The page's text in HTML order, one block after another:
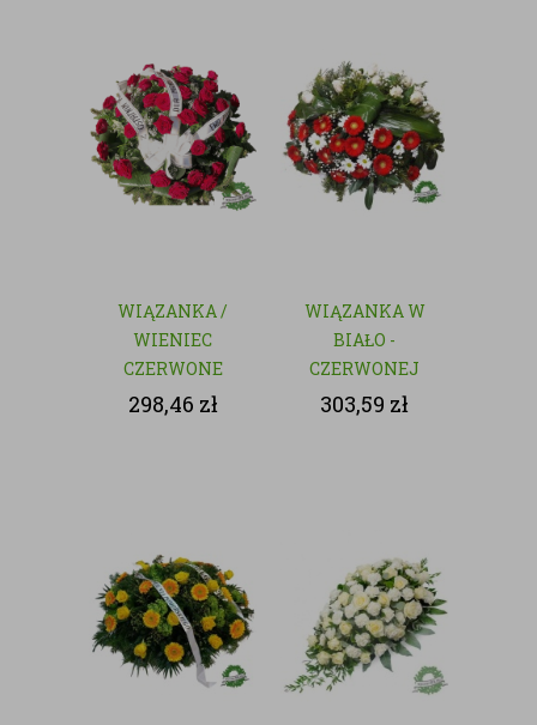
WIĄZANKA /
WIENIEC
CZERWONE
RÓŻE - KWIATY
298,46 zł
WIĄZANKA W
BIAŁO -
CZERWONEJ
KOLORYSTYCE
303,59 zł